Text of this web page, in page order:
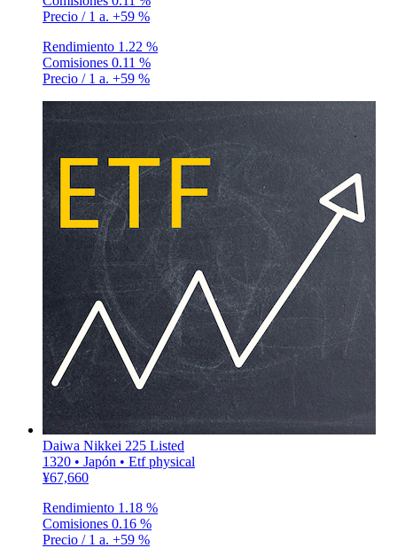
Precio / 1 a. +59 %
Rendimiento 1.22 %
Comisiones 0.11 %
Precio / 1 a. +59 %
Daiwa Nikkei 225 Listed
1320 • Japón • Etf physical
¥67,660
Rendimiento 1.18 %
Comisiones 0.16 %
Precio / 1 a. +59 %